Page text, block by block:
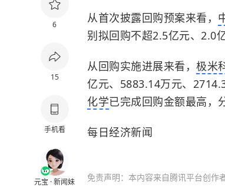
6
15
手机看
元宝 · 新闻妹
从首次披露回购预案来看，
别拟回购不超2.5亿元、2.0
从回购实施进展来看， 极米
亿元、5883.14万元、
化学已完成回购金额最高，
每日经济新闻
免责声明：本内容来自腾讯平台创作